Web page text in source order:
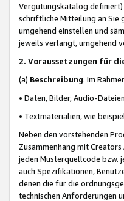
Vergütungskatalog definiert)
schriftliche Mitteilung an Sie
umgehend einstellen und
jeweils verlangt, umgehend
2. Voraussetzungen für
(a) Beschreibung. Im
• Daten, Bilder, Audio-
• Textmaterialien, wie
Neben den vorstehenden
Zusammenhang mit
jeden Musterquellcode bzw.
auch Spezifikationen,
denen die für die
technischen Anforderungen